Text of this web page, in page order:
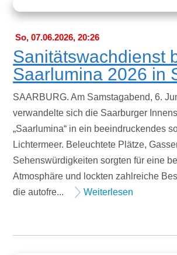
So, 07.06.2026, 20:26
Sanitätswachdienst
Saarlumina 2026 in
SAARBURG. Am Samstagabend, 6.
verwandelte sich die Saarburger
„Saarlumina“ in ein beeindruckendes
Lichtermeer. Beleuchtete Plätze,
Sehenswürdigkeiten sorgten für eine
Atmosphäre und lockten zahlreiche
die autofre...
Weiterlesen